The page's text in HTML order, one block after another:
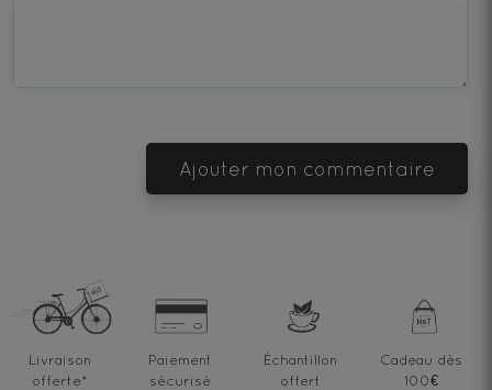
Ajouter mon commentaire
Livraison
offerte*
Paiement
sécurisé
Échantillon
offert
Cadeau dès
100€